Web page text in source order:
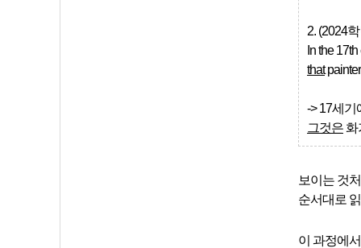
2. (2024
In the
that
-> 17세
그것은 화
보이는 것
순서대로
이 과정에